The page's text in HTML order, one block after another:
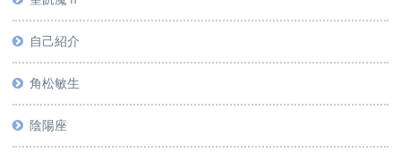
自己紹介
角松敏生
陰陽座